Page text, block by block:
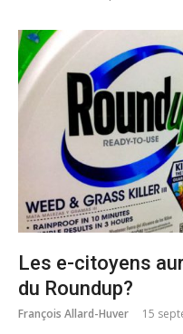
Les e-citoyens
du Roundup?
François Allard-Huver 15